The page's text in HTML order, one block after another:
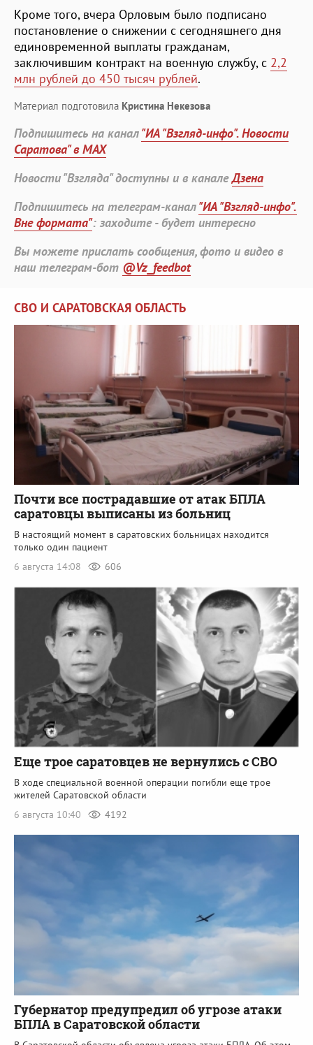
Кроме того, вчера Орловым было подписано
постановление о снижении с сегодняшнего дня
единовременной выплаты гражданам,
заключившим контракт на военную службу, с 2,2
млн рублей до 450 тысяч рублей.
Материал подготовила Кристина Некезова
Подпишитесь на канал"ИА "Взгляд-инфо". Новости
Саратова" в MAX
Новости "Взгляда" доступны и в каналеДзена
Подпишитесь на телеграм-канал"ИА "Взгляд-инфо".
Вне формата": заходите - будет интересно
Вы можете прислать сообщения, фото и видео в
наш телеграм-бот @Vz_feedbot
СВО И САРАТОВСКАЯ ОБЛАСТЬ
Почти все пострадавшие от атак БПЛА
саратовцы выписаны из больниц
В настоящий момент в саратовских больницах находится
только один пациент
6 августа 14:08
606
Еще трое саратовцев не вернулись с СВО
В ходе специальной военной операции погибли еще трое
жителей Саратовской области
6 августа 10:40
4192
Губернатор предупредил об угрозе атаки
БПЛА в Саратовской области